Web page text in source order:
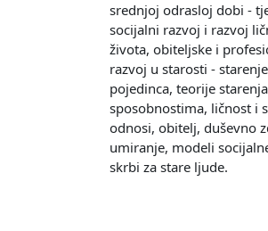
srednjoj odrasloj dobi -
socijalni razvoj i razvoj
života, obiteljske i
razvoj u starosti -
pojedinca, teorije
sposobnostima, ličnost i
odnosi, obitelj, duševno
umiranje, modeli
skrbi za stare ljude.